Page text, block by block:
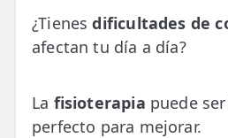
💆‍♀️ Tratamientos
😓 Síntomas
📰 Blog
¿Tienesdificultades de
afectan tu día a día?
La fisioterapia puede
perfecto para mejorar.